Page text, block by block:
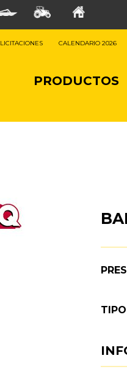
LICITACIONES CALENDARIO 2026
PRODUCTOS